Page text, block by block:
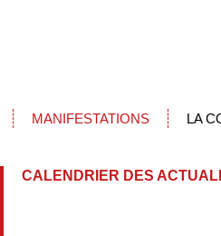
MANIFESTATIONS LA
CALENDRIER DES